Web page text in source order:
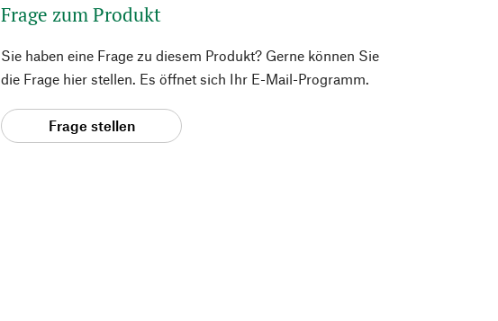
Frage zum Produkt
Sie haben eine Frage zu diesem Produkt? Gerne können Sie
die Frage hier stellen. Es öffnet sich Ihr E-Mail-Programm.
Frage stellen